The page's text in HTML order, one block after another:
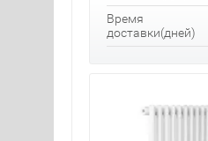
Время
доставки(дней)